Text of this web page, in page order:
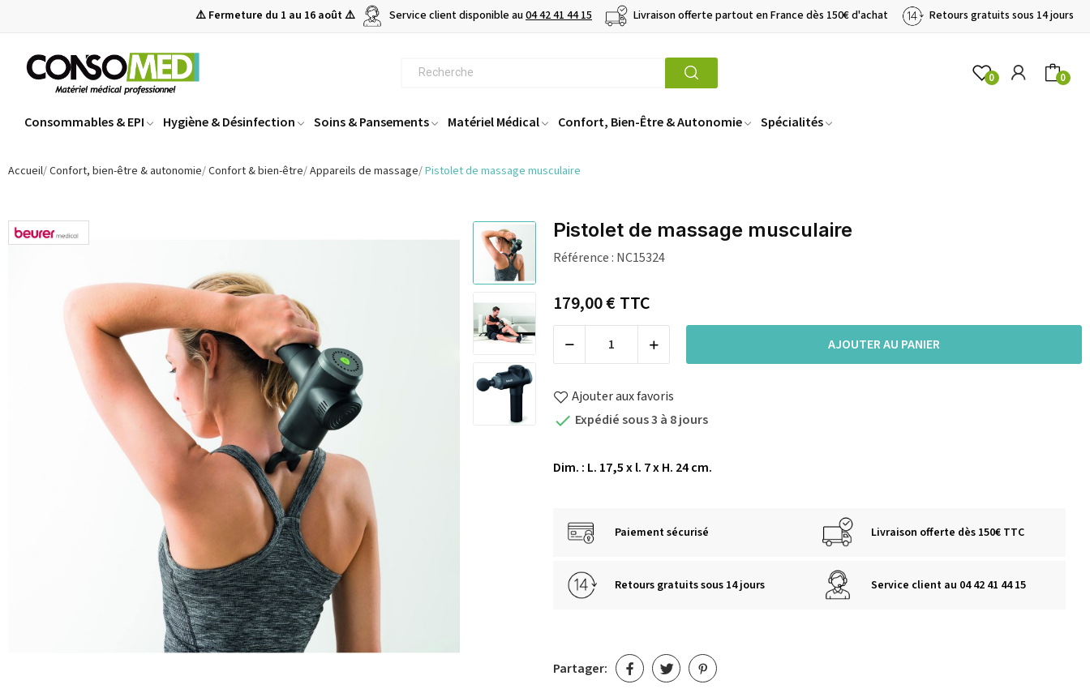
⚠️ Fermeture du 1 au 16 août ⚠️ Service client disponible au04 42 41 44 15 Livraison offerte partout en France dès 150€ d'achat Retours gratuits sous 14 jours
0 0
Consommables & EPI Hygiène & Désinfection Soins & Pansements Matériel Médical Confort, Bien-Être & Autonomie Spécialités
Accueil Confort, bien-être & autonomie Confort & bien-être Appareils de massage Pistolet de massage musculaire
Pistolet de massage musculaire
Référence : NC15324
179,00 €TTC
AJOUTER AU PANIER
Ajouter aux favoris
 Expédié sous 3 à 8 jours
Dim. : L. 17,5 x l. 7 x H. 24 cm.
Paiement sécurisé Livraison offerte dès 150€ TTC
Retours gratuits sous 14 jours Service client au 04 42 41 44 15
Partager: